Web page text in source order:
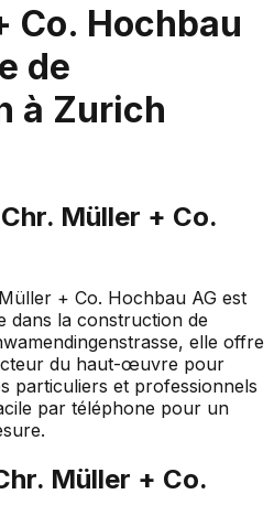
Co. Hochbau
de
à Zurich
Chr. Müller + Co.
+ Co. Hochbau AG est
dans la construction de
elle offre
du haut-œuvre pour
particuliers et professionnels
par téléphone pour un
Müller + Co.